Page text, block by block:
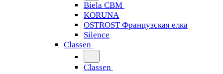
Biela CBM
KORUNA
OSTROST Французская елка
Silence
Classen
Classen